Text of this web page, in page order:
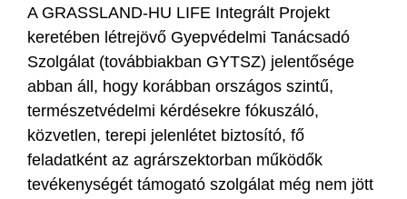
A GRASSLAND-HU LIFE Integrált Projekt
keretében létrejövő Gyepvédelmi Tanácsadó
Szolgálat (továbbiakban GYTSZ) jelentősége
abban áll, hogy korábban országos szintű,
természetvédelmi kérdésekre fókuszáló,
közvetlen, terepi jelenlétet biztosító, fő
feladatként az agrárszektorban működők
tevékenységét támogató szolgálat még nem jött